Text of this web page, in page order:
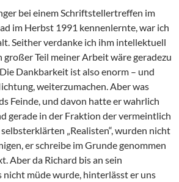
bei einem Schriftstellertreffen im
im Herbst 1991 kennenlernte, war ich
Seither verdanke ich ihm intellektuell
großer Teil meiner Arbeit wäre geradezu
Dankbarkeit ist also enorm – und
weiterzumachen. Aber was
Feinde, und davon hatte er wahrlich
gerade in der Fraktion der vermeintlich
selbsterklärten „Realisten“, wurden nicht
er schreibe im Grunde genommen
Aber da Richard bis an sein
nicht müde wurde, hinterlässt er uns